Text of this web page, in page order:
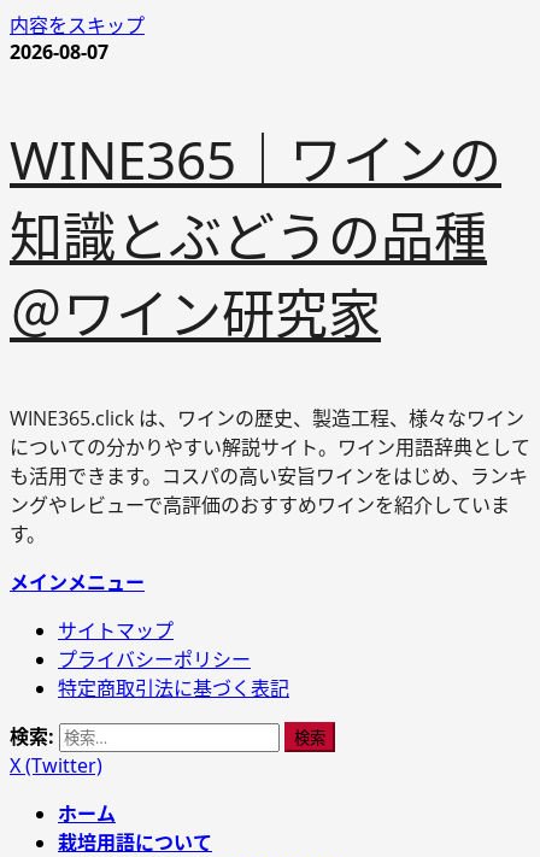
内容をスキップ
2026-08-07
WINE365｜ワインの
知識とぶどうの品種
＠ワイン研究家
WINE365.click は、ワインの歴史、製造工程、様々なワイン
についての分かりやすい解説サイト。ワイン用語辞典として
も活用できます。コスパの高い安旨ワインをはじめ、ランキ
ングやレビューで高評価のおすすめワインを紹介していま
す。
メインメニュー
サイトマップ
プライバシーポリシー
特定商取引法に基づく表記
検索:
X (Twitter)
ホーム
栽培用語について